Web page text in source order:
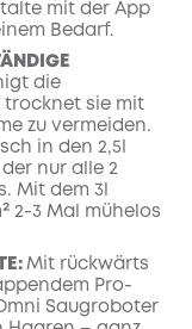
mit der App
Bedarf.
die
trocknet sie mit
zu vermeiden.
in den 2,5l
nur alle 2
Mit dem 3l
2-3 Mal mühelos
Mit rückwärts
Pro-
Saugroboter